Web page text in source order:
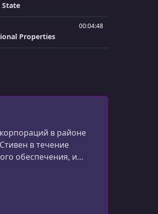
00:04:48
Properties
Password
Binding
CSS
в районе
в течение
обеспечения, и
преподает на Udemy,